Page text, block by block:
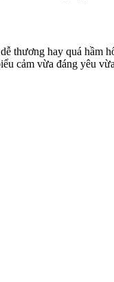
thương hay quá hầm
cảm vừa đáng yêu